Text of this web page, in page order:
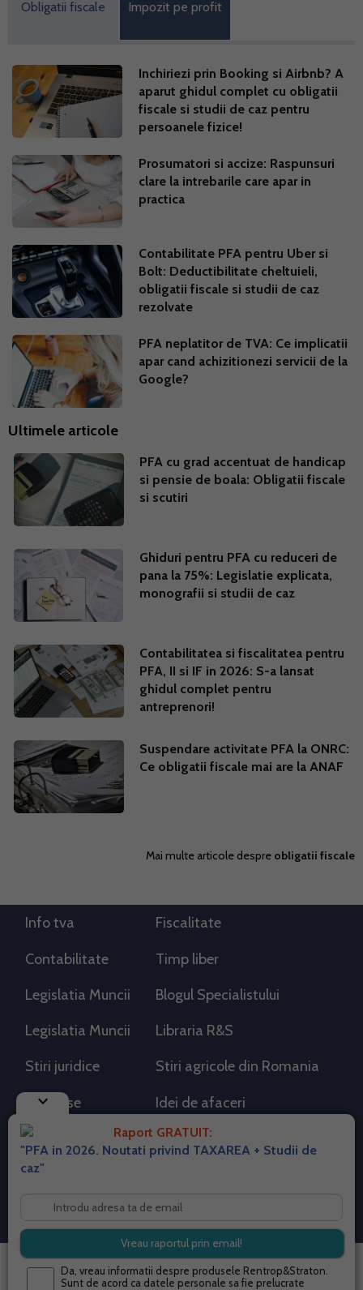
Obligatii fiscale Impozit pe profit
Inchiriezi prin Booking si Airbnb? A
aparut ghidul complet cu obligatii
fiscale si studii de caz pentru
persoanele fizice!
Prosumatori si accize: Raspunsuri
clare la intrebarile care apar in
practica
Contabilitate PFA pentru Uber si
Bolt: Deductibilitate cheltuieli,
obligatii fiscale si studii de caz
rezolvate
PFA neplatitor de TVA: Ce implicatii
apar cand achizitionezi servicii de la
Google?
Ultimele articole
PFA cu grad accentuat de handicap
si pensie de boala: Obligatii fiscale
si scutiri
Ghiduri pentru PFA cu reduceri de
pana la 75%: Legislatie explicata,
monografii si studii de caz
Contabilitatea si fiscalitatea pentru
PFA, II si IF in 2026: S-a lansat
ghidul complet pentru
antreprenori!
Suspendare activitate PFA la ONRC:
Ce obligatii fiscale mai are la ANAF
Mai multe articole despre obligatii fiscale
keyboard_arrow_down
Raport GRATUIT:
"PFA in 2026. Noutati privind TAXAREA + Studii de
caz"
Da, vreau informatii despre produsele Rentrop&Straton.
Sunt de acord ca datele personale sa fie prelucrate
Info tva Fiscalitate
Contabilitate Timp liber
Legislatia Muncii Blogul Specialistului
Legislatia Muncii Libraria R&S
Stiri juridice Stiri agricole din Romania
AdSense Idei de afaceri
RSS Flux RSS 2.0
Despre cookies
Termeni si conditii
Contact
© 2026 portalpfa.ro. Toate drepturile rezervate.